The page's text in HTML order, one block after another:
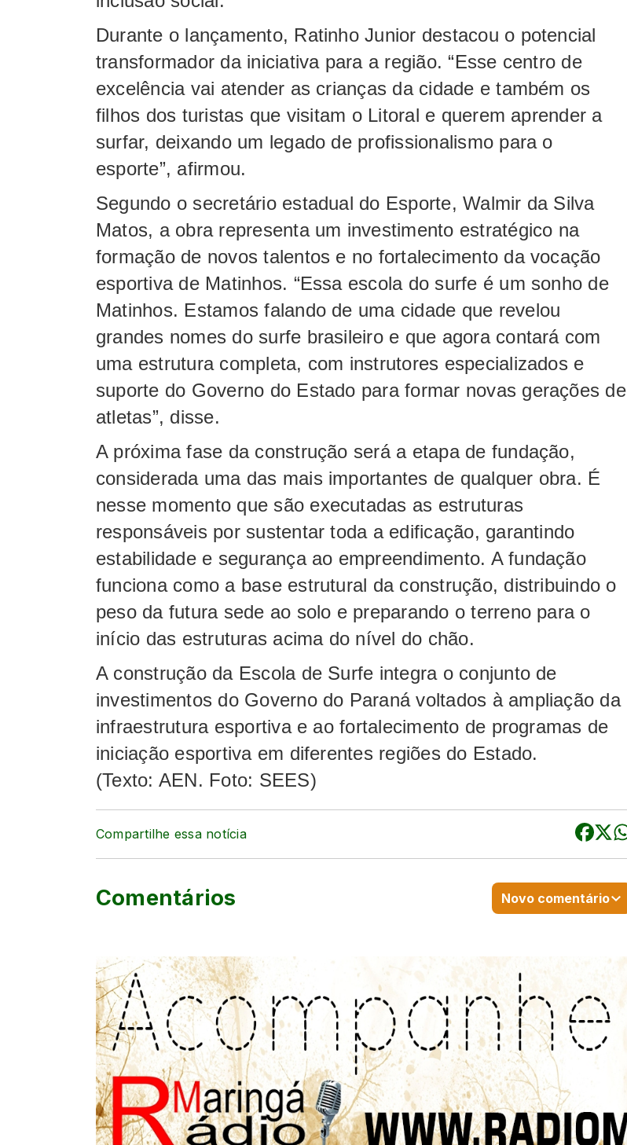
Durante o lançamento, Ratinho Junior destacou o potencial
transformador da iniciativa para a região. “Esse centro de
excelência vai atender as crianças da cidade e também os
filhos dos turistas que visitam o Litoral e querem aprender a
surfar, deixando um legado de profissionalismo para o
esporte”, afirmou.
Segundo o secretário estadual do Esporte, Walmir da Silva
Matos, a obra representa um investimento estratégico na
formação de novos talentos e no fortalecimento da vocação
esportiva de Matinhos. “Essa escola do surfe é um sonho de
Matinhos. Estamos falando de uma cidade que revelou
grandes nomes do surfe brasileiro e que agora contará com
uma estrutura completa, com instrutores especializados e
suporte do Governo do Estado para formar novas gerações de
atletas”, disse.
A próxima fase da construção será a etapa de fundação,
considerada uma das mais importantes de qualquer obra. É
nesse momento que são executadas as estruturas
responsáveis por sustentar toda a edificação, garantindo
estabilidade e segurança ao empreendimento. A fundação
funciona como a base estrutural da construção, distribuindo o
peso da futura sede ao solo e preparando o terreno para o
início das estruturas acima do nível do chão.
A construção da Escola de Surfe integra o conjunto de
investimentos do Governo do Paraná voltados à ampliação da
infraestrutura esportiva e ao fortalecimento de programas de
iniciação esportiva em diferentes regiões do Estado.
(Texto: AEN. Foto: SEES)
Compartilhe essa notícia
Comentários Novo comentário